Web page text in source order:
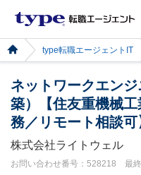
type転職エージェントIT
ネットワークエン
築）【住友重機械
務／リモート相談可
株式会社ライトウェル
お問い合わせ番号：528218 最